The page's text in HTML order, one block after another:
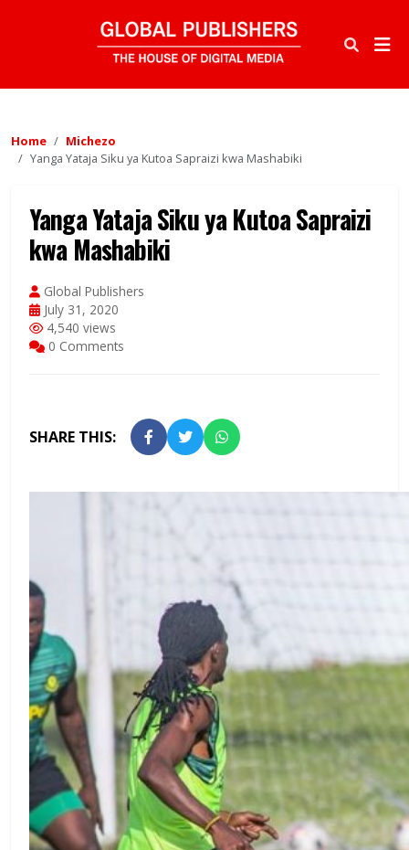
Home
Michezo
Yanga Yataja Siku ya Kutoa Sapraizi kwa Mashabiki
Yanga Yataja Siku ya Kutoa Sapraizi
kwa Mashabiki
Global Publishers
July 31, 2020
4,540 views
0 Comments
SHARE THIS: